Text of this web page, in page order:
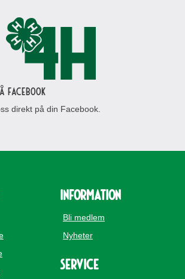
Facebook
direkt på din Facebook.
Information
Bli medlem
Nyheter
Service